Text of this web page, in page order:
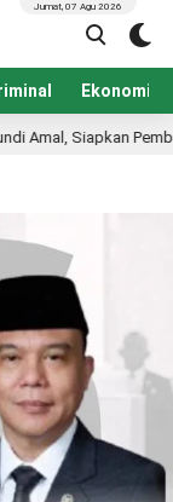
Ekonomi
Jumat, 07 Agu 2026
PKBM Al-